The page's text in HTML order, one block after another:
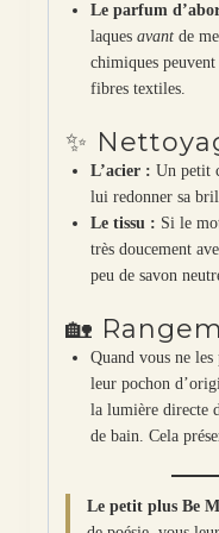
Le parfum
laques avantde
chimiques
fibres textiles.
✨
L’acier : Un petit
lui redonner sa
Le tissu : Si le
très doucement
peu de savon
🏡
Quand vous ne
leur pochon
la lumière directe
de bain. Cela
Le petit plus Be